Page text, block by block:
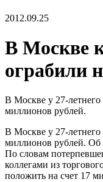
2012.09.25
В Москве
ограбили
В Москве у 27-
миллионов рублей.
В Москве у 27-
миллионов рублей.
По словам
коллегами из
положить на счет 17